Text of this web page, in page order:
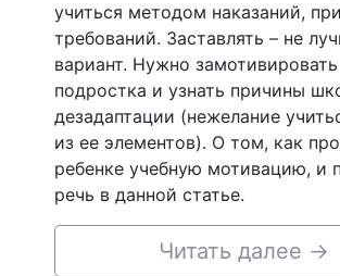
учиться методом наказаний,
требований. Заставлять – не
вариант. Нужно замотивировать
подростка и узнать причины
дезадаптации (нежелание
из ее элементов). О том, как
ребенке учебную мотивацию, и
речь в данной статье.
Читать далее →